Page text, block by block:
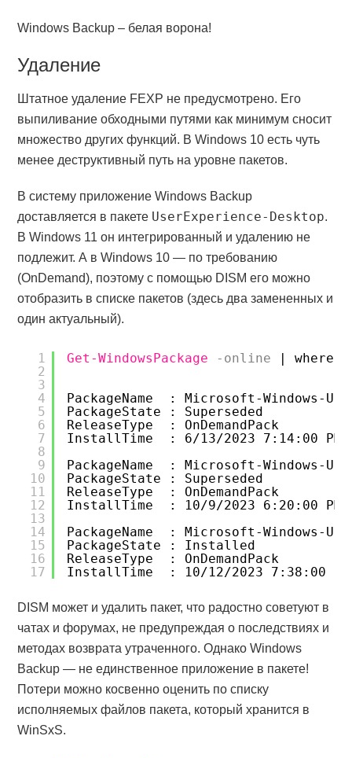
Windows Backup – белая ворона!
Удаление
Штатное удаление FEXP не предусмотрено. Его
выпиливание обходными путями как минимум сносит
множество других функций. В Windows 10 есть чуть
менее деструктивный путь на уровне пакетов.
В систему приложение Windows Backup
доставляется в пакете UserExperience-Desktop.
В Windows 11 он интегрированный и удалению не
подлежит. А в Windows 10 — по требованию
(OnDemand), поэтому с помощью DISM его можно
отобразить в списке пакетов (здесь два замененных и
один актуальный).
1
2
3
4
5
6
7
8
9
10
11
12
13
14
15
16
17
Get-WindowsPackage -online | where
PackageName  : Microsoft-Windows-
PackageState : Superseded
ReleaseType  : OnDemandPack
InstallTime  : 6/13/2023 7:14:00 PM
PackageName  : Microsoft-Windows-
PackageState : Superseded
ReleaseType  : OnDemandPack
InstallTime  : 10/9/2023 6:20:00 PM
PackageName  : Microsoft-Windows-
PackageState : Installed
ReleaseType  : OnDemandPack
InstallTime  : 10/12/2023 7:38:00 PM
DISM может и удалить пакет, что радостно советуют в
чатах и форумах, не предупреждая о последствиях и
методах возврата утраченного. Однако Windows
Backup — не единственное приложение в пакете!
Потери можно косвенно оценить по списку
исполняемых файлов пакета, который хранится в
WinSxS.